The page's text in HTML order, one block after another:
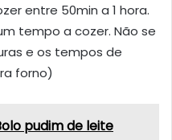
entre 50min a 1 hora.
tempo a cozer. Não se
e os tempos de
forno)
pudim de leite